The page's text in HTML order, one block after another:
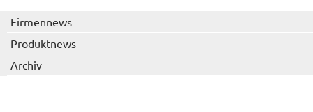
Firmennews
Produktnews
Archiv